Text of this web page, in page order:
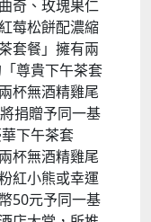
奇、玫瑰果仁
莓松餅配濃縮
套餐」擁有兩
尊貴下午茶套
杯無酒精雞尾
捐贈予同一基
下午茶套
杯無酒精雞尾
紅小熊或幸運
50元予同一基